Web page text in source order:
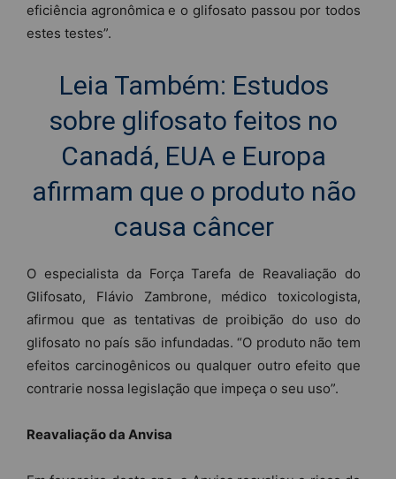
eficiência agronômica e o glifosato passou por todos
estes testes”.
Leia Também: Estudos
sobre glifosato feitos no
Canadá, EUA e Europa
afirmam que o produto não
causa câncer
O especialista da Força Tarefa de Reavaliação do
Glifosato, Flávio Zambrone, médico toxicologista,
afirmou que as tentativas de proibição do uso do
glifosato no país são infundadas. “O produto não tem
efeitos carcinogênicos ou qualquer outro efeito que
contrarie nossa legislação que impeça o seu uso”.
Reavaliação da Anvisa